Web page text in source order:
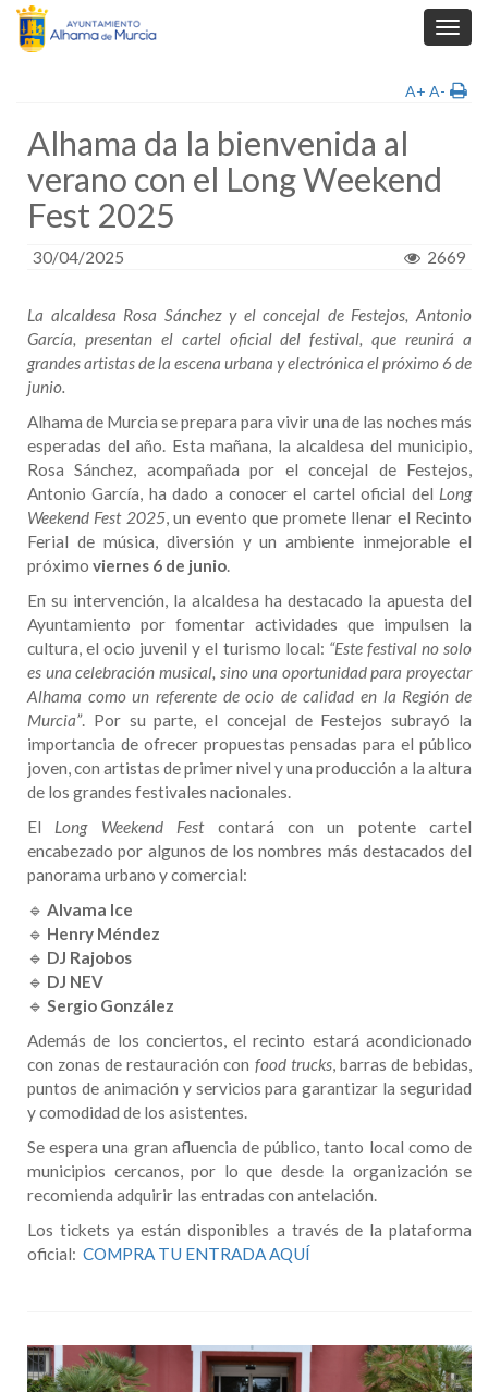
A+ A-
Alhama da la bienvenida al
verano con el Long Weekend
Fest 2025
30/04/2025 2669
La alcaldesa Rosa Sánchez y el concejal de Festejos, Antonio
García, presentan el cartel oficial del festival, que reunirá a
grandes artistas de la escena urbana y electrónica el próximo 6 de
junio.
Alhama de Murcia se prepara para vivir una de las noches más
esperadas del año. Esta mañana, la alcaldesa del municipio,
Rosa Sánchez, acompañada por el concejal de Festejos,
Antonio García, ha dado a conocer el cartel oficial del Long
Weekend Fest 2025, un evento que promete llenar el Recinto
Ferial de música, diversión y un ambiente inmejorable el
próximo viernes 6 de junio.
En su intervención, la alcaldesa ha destacado la apuesta del
Ayuntamiento por fomentar actividades que impulsen la
cultura, el ocio juvenil y el turismo local: “Este festival no solo
es una celebración musical, sino una oportunidad para proyectar
Alhama como un referente de ocio de calidad en la Región de
Murcia”. Por su parte, el concejal de Festejos subrayó la
importancia de ofrecer propuestas pensadas para el público
joven, con artistas de primer nivel y una producción a la altura
de los grandes festivales nacionales.
El Long Weekend Festcontará con un potente cartel
encabezado por algunos de los nombres más destacados del
panorama urbano y comercial:
🔹 Alvama Ice
🔹 Henry Méndez
🔹 DJ Rajobos
🔹 DJ NEV
🔹 Sergio González
Además de los conciertos, el recinto estará acondicionado
con zonas de restauración con food trucks, barras de bebidas,
puntos de animación y servicios para garantizar la seguridad
y comodidad de los asistentes.
Se espera una gran afluencia de público, tanto local como de
municipios cercanos, por lo que desde la organización se
recomienda adquirir las entradas con antelación.
Los tickets ya están disponibles a través de la plataforma
oficial: COMPRA TU ENTRADA AQUÍ